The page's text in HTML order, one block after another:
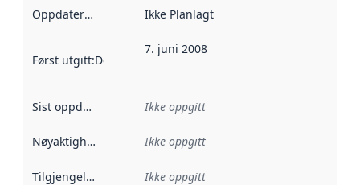
Oppdateringsfrekvens :
Ikke Planlagt
Først utgitt:Denne datoen sier når dataene i dette
7. juni 2008
Sist oppdatert Ikke oppgitt
Nøyaktighet Ikke oppgitt
Tilgjengelighet Ikke oppgitt